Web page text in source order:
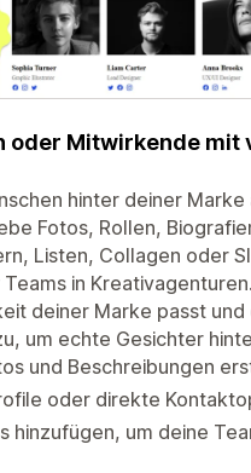
Mitwirkende mit
hinter deiner
Fotos, Rollen,
Listen, Collagen oder
in
deiner Marke passt
um echte Gesichter
und Beschreibungen
oder direkte
hinzufügen, um deine